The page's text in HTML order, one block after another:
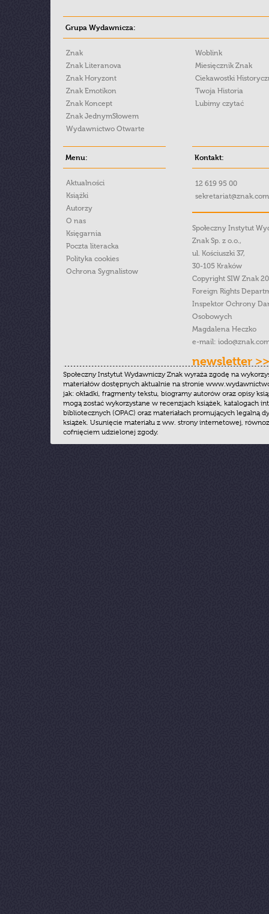
Grupa Wydawnicza:
Znak
Znak Literanova
Znak Horyzont
Znak Emotikon
Znak Koncept
Znak JednymSłowem
Wydawnictwo Otwarte
Woblink
Miesięcznik Znak
Ciekawostki
Twoja Historia
Lubimy czytać
Menu:
Aktualności
Książki
Autorzy
O nas
Księgarnia
Poczta literacka
Polityka cookies
Ochrona Sygnalistow
Kontakt:
12 619 95 00
Społeczny Instytut
Znak Sp. z o.o.,
ul. Kościuszki 37,
30-105 Kraków
Copyright SIW Znak
Foreign Rights
Inspektor Ochrony
Osobowych
Magdalena Heczko
e-mail:
newsletter >>
Społeczny Instytut Wydawniczy Znak wyraża zgodę na
materiałów dostępnych aktualnie na stronie
jak: okładki, fragmenty tekstu, biogramy autorów oraz opisy
mogą zostać wykorzystane w recenzjach książek, katalogach
bibliotecznych (OPAC) oraz materiałach promujących legalną
książek. Usunięcie materiału z ww. strony internetowej,
cofnięciem udzielonej zgody.